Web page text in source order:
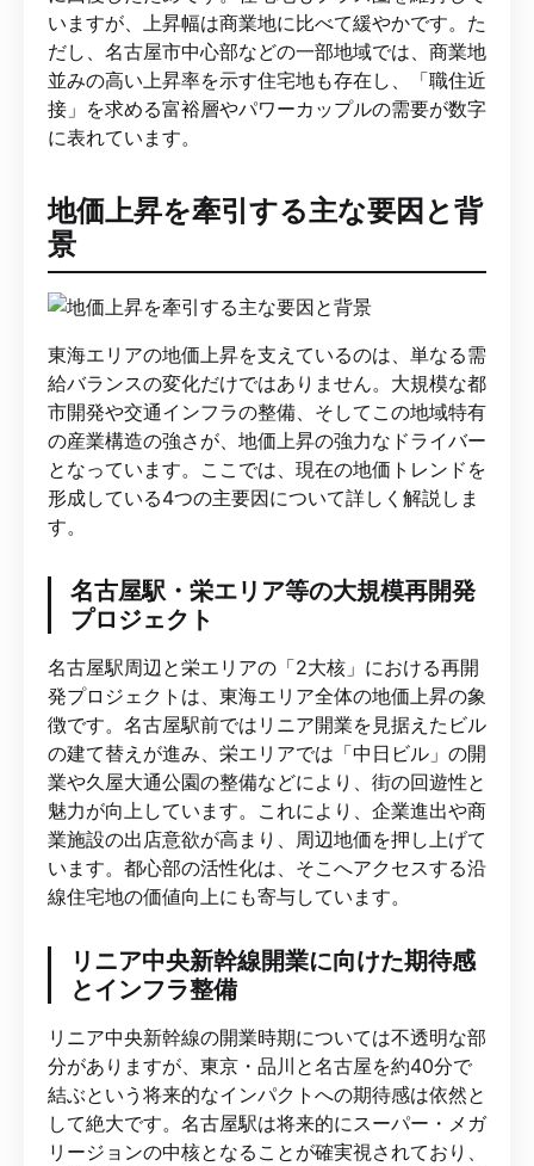
いますが、上昇幅は商業地に比べて緩やかです。た
だし、名古屋市中心部などの一部地域では、商業地
並みの高い上昇率を示す住宅地も存在し、「職住近
接」を求める富裕層やパワーカップルの需要が数字
に表れています。
地価上昇を牽引する主な要因と背
景
東海エリアの地価上昇を支えているのは、単なる需
給バランスの変化だけではありません。大規模な都
市開発や交通インフラの整備、そしてこの地域特有
の産業構造の強さが、地価上昇の強力なドライバー
となっています。ここでは、現在の地価トレンドを
形成している4つの主要因について詳しく解説しま
す。
名古屋駅・栄エリア等の大規模再開発
プロジェクト
名古屋駅周辺と栄エリアの「2大核」における再開
発プロジェクトは、東海エリア全体の地価上昇の象
徴です。名古屋駅前ではリニア開業を見据えたビル
の建て替えが進み、栄エリアでは「中日ビル」の開
業や久屋大通公園の整備などにより、街の回遊性と
魅力が向上しています。これにより、企業進出や商
業施設の出店意欲が高まり、周辺地価を押し上げて
います。都心部の活性化は、そこへアクセスする沿
線住宅地の価値向上にも寄与しています。
リニア中央新幹線開業に向けた期待感
とインフラ整備
リニア中央新幹線の開業時期については不透明な部
分がありますが、東京・品川と名古屋を約40分で
結ぶという将来的なインパクトへの期待感は依然と
して絶大です。名古屋駅は将来的にスーパー・メガ
リージョンの中核となることが確実視されており、